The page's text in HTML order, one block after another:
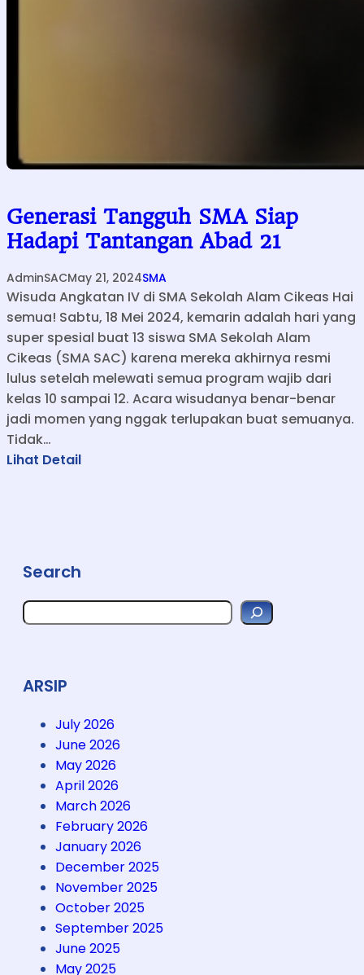
Generasi Tangguh SMA Siap
Hadapi Tantangan Abad 21
AdminSACMay 21, 2024SMA
Wisuda Angkatan IV di SMA Sekolah Alam Cikeas Hai
semua! Sabtu, 18 Mei 2024, kemarin adalah hari yang
super spesial buat 13 siswa SMA Sekolah Alam
Cikeas (SMA SAC) karena mereka akhirnya resmi
lulus setelah melewati semua program wajib dari
kelas 10 sampai 12. Acara wisudanya benar-benar
jadi momen yang nggak terlupakan buat semuanya.
Tidak…
Lihat Detail:
s
i
g
u
h
S
M
A
S
i
a
p
H
a
d
Search
S
e
h
ARSIP
July 2026
June 2026
May 2026
April 2026
March 2026
February 2026
January 2026
December 2025
November 2025
October 2025
September 2025
June 2025
May 2025